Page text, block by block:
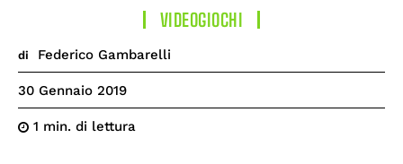
VIDEOGIOCHI
di Federico Gambarelli
30 Gennaio 2019
1 min. di lettura